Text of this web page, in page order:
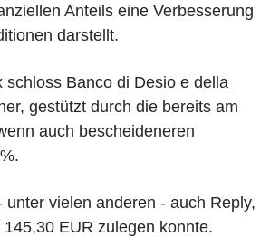
Anteils eine Verbesserung
darstellt.
schloss Banco di Desio e della
gestützt durch die bereits am
auch bescheideneren
unter vielen anderen - auch Reply,
EUR zulegen konnte.